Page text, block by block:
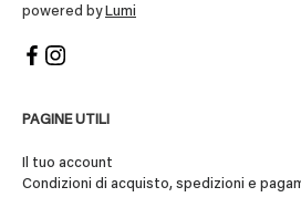
powered by Lumi
PAGINE UTILI
Il tuo account
Condizioni di acquisto, spedizioni e